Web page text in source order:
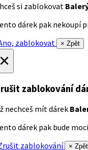
si zablokovat
dárek pak nekoupí
zablokovat
× Zpět
zablokování
nechceš mít dárek
dárek pak bude
zablokování
× Zpět